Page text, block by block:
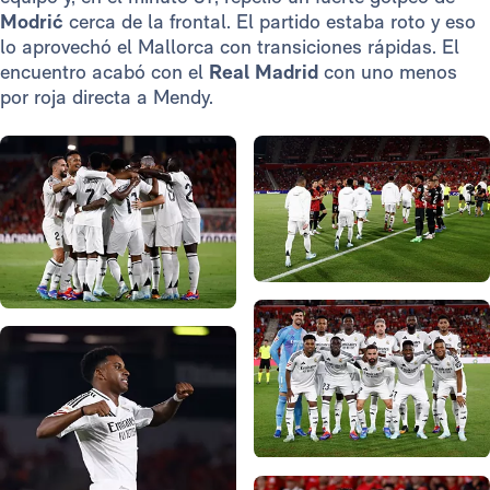
Modrić cerca de la frontal. El partido estaba roto y eso
lo aprovechó el Mallorca con transiciones rápidas. El
encuentro acabó con el Real Madrid con uno menos
por roja directa a Mendy.